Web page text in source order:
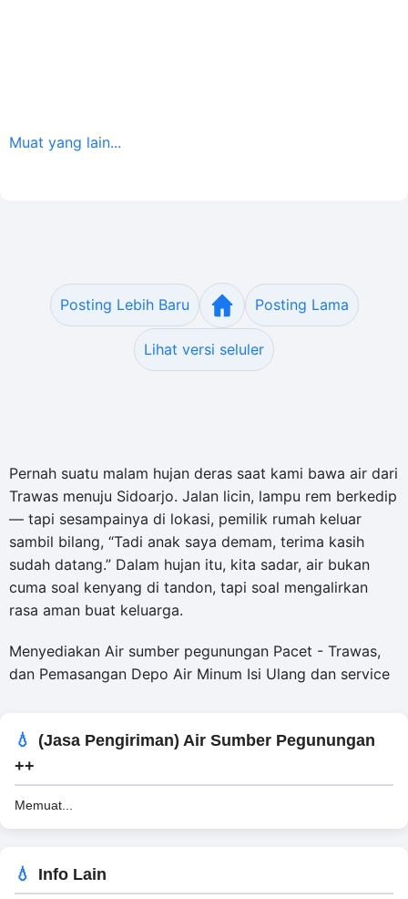
Muat yang lain...
Posting Lebih Baru Posting Lama
Lihat versi seluler
Pernah suatu malam hujan deras saat kami bawa air dari
Trawas menuju Sidoarjo. Jalan licin, lampu rem berkedip
— tapi sesampainya di lokasi, pemilik rumah keluar
sambil bilang, “Tadi anak saya demam, terima kasih
sudah datang.” Dalam hujan itu, kita sadar, air bukan
cuma soal kenyang di tandon, tapi soal mengalirkan
rasa aman buat keluarga.
Menyediakan Air sumber pegunungan Pacet - Trawas,
dan Pemasangan Depo Air Minum Isi Ulang dan service
(Jasa Pengiriman) Air Sumber Pegunungan
++
Memuat...
Info Lain